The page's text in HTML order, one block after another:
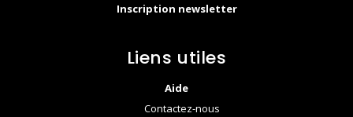
Inscription newsletter
Liens utiles
Aide
Contactez-nous